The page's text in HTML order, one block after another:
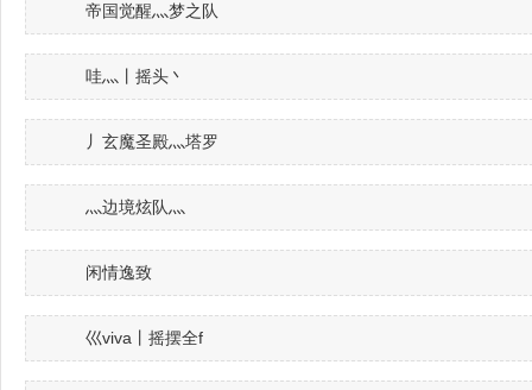
帝国觉醒灬梦之队
哇灬丨摇头丶
丿玄魔圣殿灬塔罗
灬边境炫队灬
闲情逸致
巛viva丨摇摆全f